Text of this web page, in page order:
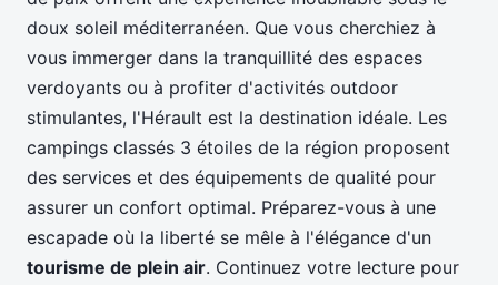
doux soleil méditerranéen. Que vous cherchiez à
vous immerger dans la tranquillité des espaces
verdoyants ou à profiter d'activités outdoor
stimulantes, l'Hérault est la destination idéale. Les
campings classés 3 étoiles de la région proposent
des services et des équipements de qualité pour
assurer un confort optimal. Préparez-vous à une
escapade où la liberté se mêle à l'élégance d'un
tourisme de plein air. Continuez votre lecture pour